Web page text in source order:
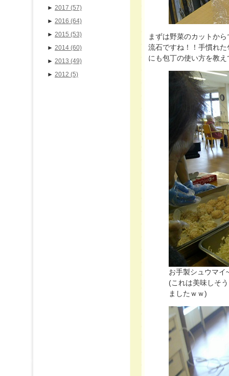
まずは野菜のカットか
流石ですね！！手慣れ
にも包丁の使い方を教
お手製シュウマ
(これは美味しそ
ましたｗｗ)
► 2017 (57)
► 2016 (64)
► 2015 (53)
► 2014 (60)
► 2013 (49)
► 2012 (5)